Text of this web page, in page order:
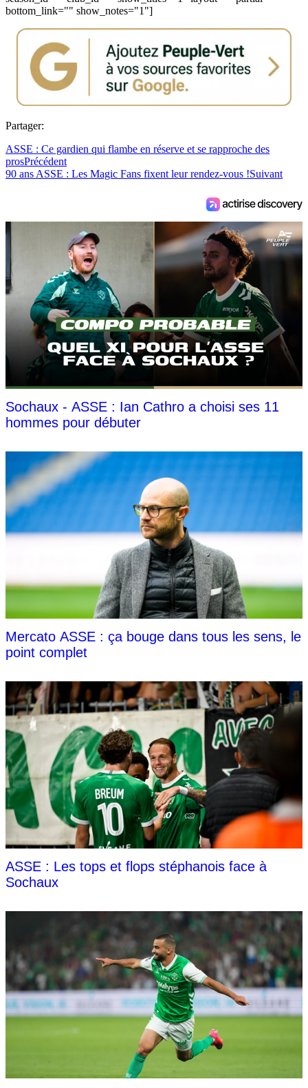
bottom_link="" show_notes="1"]
Partager:
ASSE : Ce gardien qui flambe en réserve et se rapproche des
prosPrécédent
90 ans ASSE : Les Magic Fans fixent leur rendez-vous !Suivant
Sochaux - ASSE : Ian Cathro a choisi ses 11
hommes pour débuter
Mercato ASSE : ça bouge dans tous les sens, le
point complet
ASSE : Les tops et flops stéphanois face à
Sochaux